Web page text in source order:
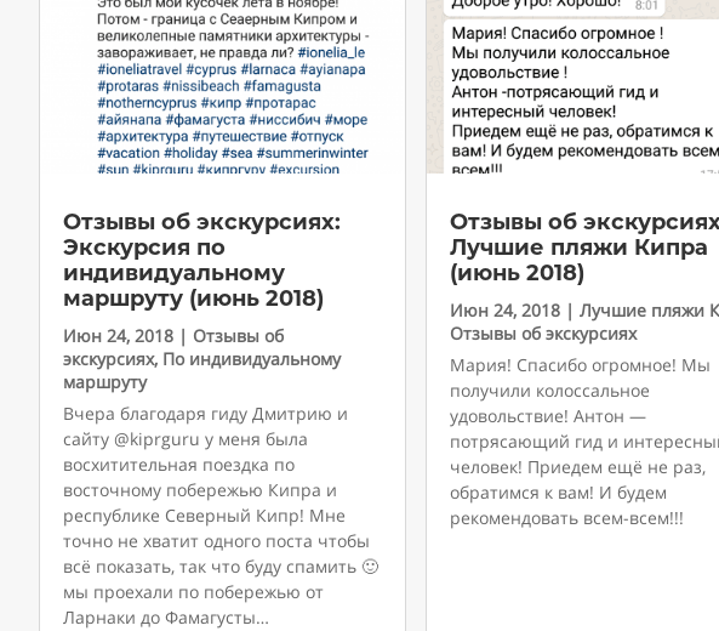
Отзывы об экскурсиях:
Экскурсия по
индивидуальному
маршруту (июнь 2018)
Июн 24, 2018 | Отзывы об
экскурсиях, По индивидуальному
маршруту
Вчера благодаря гиду Дмитрию и
сайту @kiprguru у меня была
восхитительная поездка по
восточному побережью Кипра и
республике Северный Кипр! Мне
точно не хватит одного поста чтобы
всё показать, так что буду спамить 🙂
мы проехали по побережью от
Ларнаки до Фамагусты…
Отзывы об
Лучшие пляжи Кипра
(июнь 2018)
Июн 24, 2018 |Лучшие пляжи
Отзывы об экскурсиях
Мария! Спасибо огромное! Мы
получили колоссальное
удовольствие! Антон —
потрясающий гид и
человек! Приедем ещё не раз,
обратимся к вам! И будем
рекомендовать всем-всем!!!